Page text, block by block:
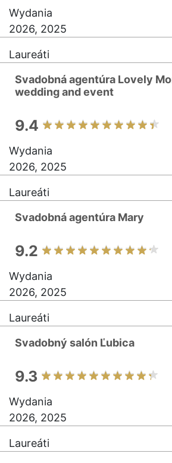
Wydania
2026, 2025
Laureáti
Svadobná agentúra Lovely
wedding and event
9.4
Wydania
2026, 2025
Laureáti
Svadobná agentúra Mary
9.2
Wydania
2026, 2025
Laureáti
Svadobný salón Ľubica
9.3
Wydania
2026, 2025
Laureáti